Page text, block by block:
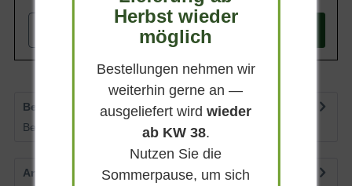
In den
Bewertungen
8
Bewertungen lesen, schreiben und diskutieren...
Artikelfragen
0
Herbst wieder
möglich
Bestellungen nehmen wir
weiterhin gerne an —
ausgeliefert wirdwieder
ab KW 38.
Nutzen Sie die
Sommerpause, um sich